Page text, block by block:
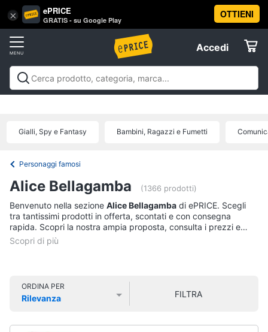
× ePRICE
GRATIS - su Google Play
OTTIENI
Accedi
Accedi
Registrati
Offerte
Tv
e
Home
Cinema
home
Vai
al
Libri,
cd
e
Libri
e
Attualità,
politica
e
diritto
Libri
Arte,
Architettura
Gialli, Spy e Fantasy Bambini, Ragazzi e Fumetti
Personaggi famosi
Alice Bellagamba (1366 prodotti)
Benvenuto nella sezione Alice Bellagamba di ePRICE. Scegli
tra tantissimi prodotti in offerta, scontati e con consegna
rapida. Scopri la nostra ampia proposta, consulta i prezzi e
acquista comodamente online.
ORDINA PER
Rilevanza
FILTRA